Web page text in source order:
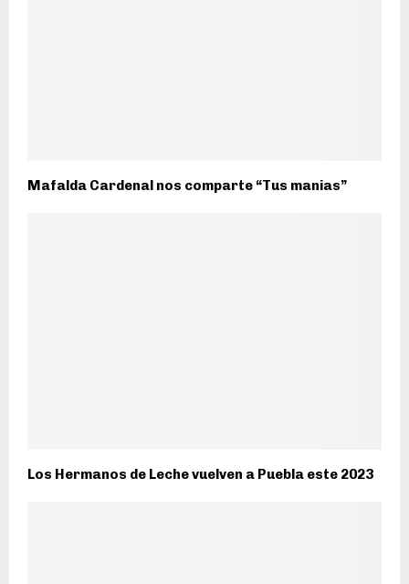
Mafalda Cardenal nos comparte “Tus manias”
Los Hermanos de Leche vuelven a Puebla este 2023